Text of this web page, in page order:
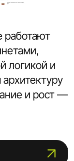
работают
логикой и
и рост —